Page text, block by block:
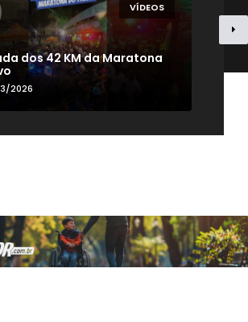
dos 42 KM da Maratona
2026
VÍDEOS